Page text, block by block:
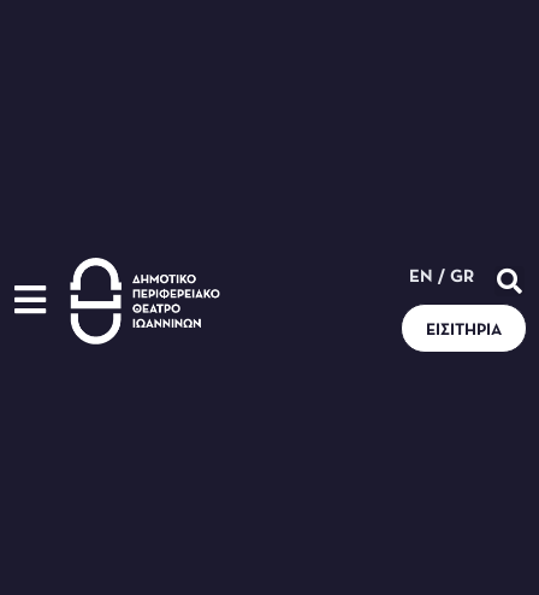
EN / GR
ΕΙΣΙΤΉΡΙΑ